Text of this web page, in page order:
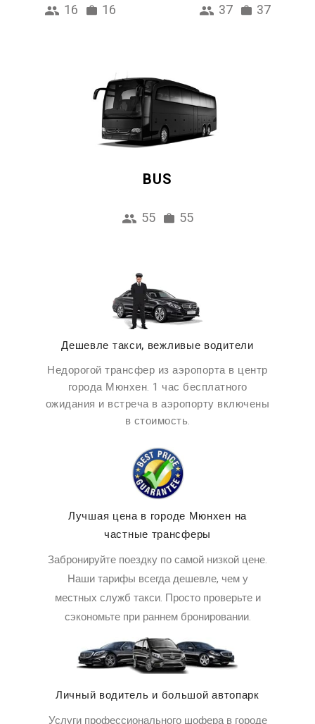
16 16 37 37
BUS
55 55
Дешевле такси, вежливые водители
Недорогой трансфер из аэропорта в центр
города Мюнхен. 1 час бесплатного
ожидания и встреча в аэропорту включены
в стоимость.
Лучшая цена в городе Мюнхен на
частные трансферы
Забронируйте поездку по самой низкой цене.
Наши тарифы всегда дешевле, чем у
местных служб такси. Просто проверьте и
сэкономьте при раннем бронировании.
Личный водитель и большой автопарк
Услуги профессионального шофера в городе